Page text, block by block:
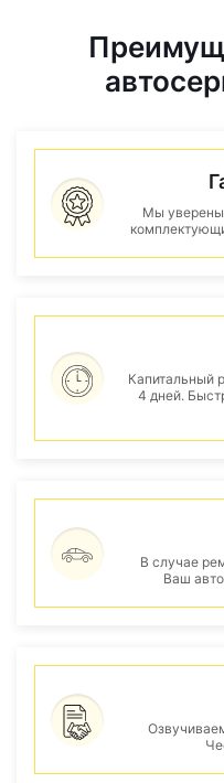
Мы уверены
Капитальный
4 дней.
В случае
Ваш